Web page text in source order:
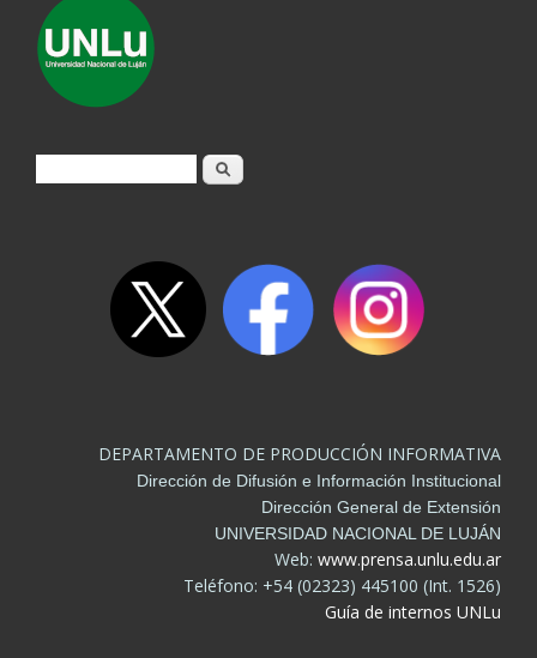
Formulario de búsqueda
Buscar
DEPARTAMENTO DE PRODUCCIÓN INFORMATIVA
Dirección de Difusión e Información Institucional
Dirección General de Extensión
UNIVERSIDAD NACIONAL DE LUJÁN
Web: www.prensa.unlu.edu.ar
Teléfono: +54 (02323) 445100 (Int. 1526)
Guía de internos UNLu